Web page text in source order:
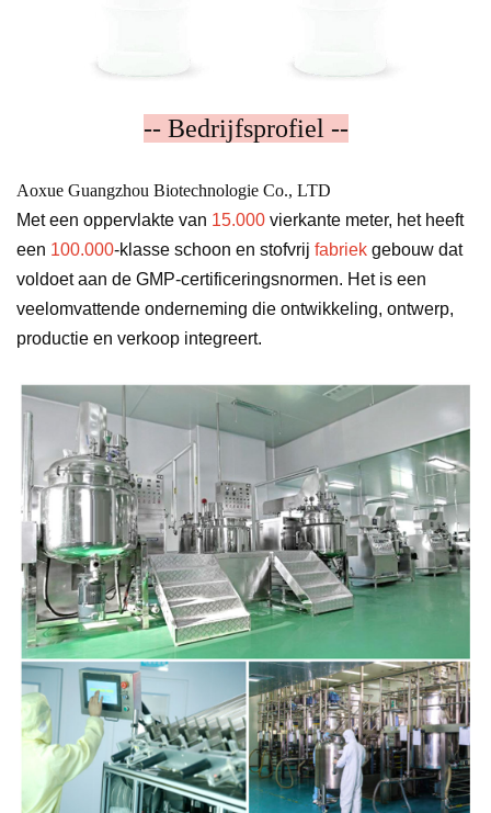
-- Bedrijfsprofiel --
Aoxue Guangzhou Biotechnologie Co., LTD
Met een oppervlakte van 15.000 vierkante meter, het heeft
een 100.000-klasse schoon en stofvrij fabriek gebouw dat
voldoet aan de GMP-certificeringsnormen. Het is een
veelomvattende onderneming die ontwikkeling, ontwerp,
productie en verkoop integreert.